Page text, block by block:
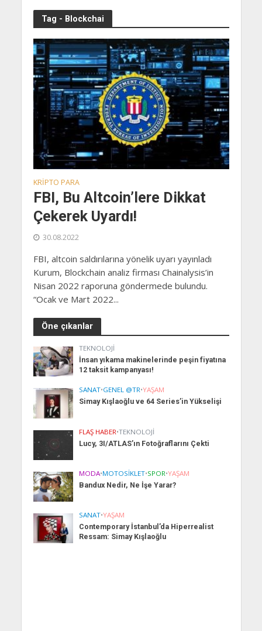
Tag - Blockchai
KRIPTO PARA
FBI, Bu Altcoin’lere Dikkat
Çekerek Uyardı!
30.08.2022
FBI, altcoin saldırılarına yönelik uyarı yayınladı
Kurum, Blockchain analiz firması Chainalysis’in
Nisan 2022 raporuna göndermede bulundu.
“Ocak ve Mart 2022...
Öne çıkanlar
TEKNOLOJI
İnsan yıkama makinelerinde peşin fiyatına
12 taksit kampanyası!
SANAT•GENEL @TR•YAŞAM
Simay Kışlaoğlu ve 64 Series’in Yükselişi
FLAŞ HABER•TEKNOLOJI
Lucy, 3I/ATLAS’ın Fotoğraflarını Çekti
MODA•MOTOSIKLET•SPOR•YAŞAM
Bandux Nedir, Ne İşe Yarar?
SANAT•YAŞAM
Contemporary İstanbul’da Hiperrealist
Ressam: Simay Kışlaoğlu